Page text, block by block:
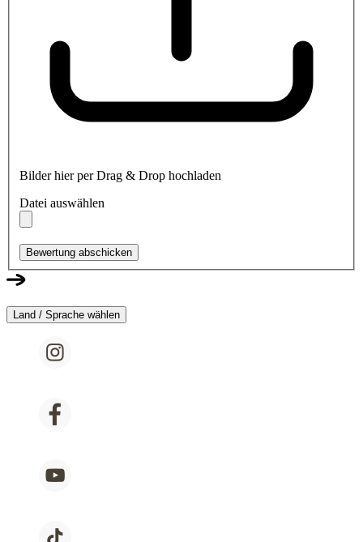
Bilder hier per Drag & Drop hochladen
Datei auswählen
Bewertung abschicken
Land / Sprache wählen